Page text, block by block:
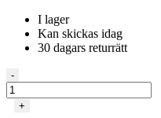
I lager
Kan skickas idag
30 dagars returrätt
Mars
Hydro
FC-
-
+